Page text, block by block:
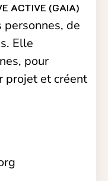
ACTIVE (GAIA)
de
Elle
pour
projet et créent